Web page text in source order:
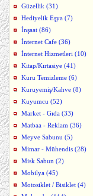
Güzellik (31)
Hediyelik Eşya (7)
İnşaat (86)
İnternet Cafe (36)
İnternet Hizmetleri (10)
Kitap/Kırtasiye (41)
Kuru Temizleme (6)
Kuruyemiş/Kahve (8)
Kuyumcu (52)
Market - Gıda (33)
Matbaa - Reklam (36)
Meyve Sabunu (5)
Mimar - Mühendis (28)
Misk Sabun (2)
Mobilya (45)
Motosiklet / Bisiklet (4)